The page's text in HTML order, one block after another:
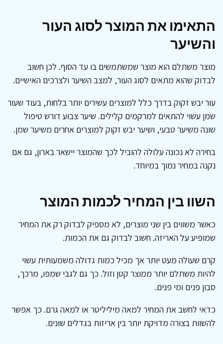
התאימו את המוצר לסוג העור
והשיער
מוצר משתלם הוא מוצר שמשתמשים בו עד הסוף. לכן חשוב
לבדוק שהוא מתאים לסוג העור, למצב השיער ולצרכים האישיים.
עור יבש זקוק בדרך כלל למוצרים עשירים יותר בלחות, בעוד שעור
שמן עשוי להתאים למרקמים קלילים. שיער צבוע דורש טיפול
שונה משיער טבעי, ושיער יבש זקוק למוצרים אחרים משיער שמן.
בחירה לא נכונה עלולה להוביל לכך שהמוצר יישאר בארון, גם אם
נקנה במחיר נמוך במיוחד.
השוו בין המחיר לכמות המוצר
כאשר משווים בין שני מוצרים, לא מספיק לבדוק רק את המחיר
שמופיע על האריזה. חשוב לבדוק גם את הכמות.
קרם שעולה מעט יותר אך מכיל כמות גדולה משמעותית עשוי
להיות משתלם יותר ממוצר קטן וזול. כך גם לגבי שמפו, מרכך,
סבון פנים ומי פנים.
כדאי לחשב את המחיר למאה מיליליטר או למאה גרם. כך אפשר
להשוות בצורה מדויקת יותר בין אריזות בגדלים שונים.